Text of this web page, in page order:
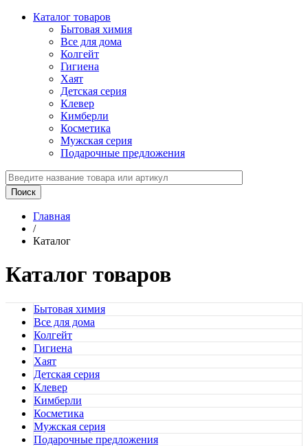
Каталог товаров
Бытовая химия
Все для дома
Колгейт
Гигиена
Хаят
Детская серия
Клевер
Кимберли
Косметика
Мужская серия
Подарочные предложения
Главная
/
Каталог
Каталог товаров
Бытовая химия
Все для дома
Колгейт
Гигиена
Хаят
Детская серия
Клевер
Кимберли
Косметика
Мужская серия
Подарочные предложения